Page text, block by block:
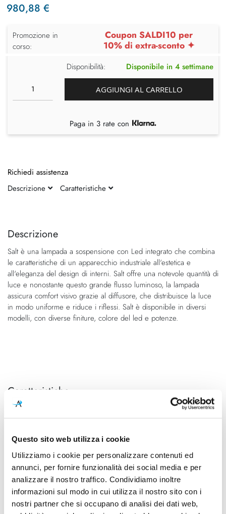
Questo sito web utilizza i cookie
Utilizziamo i cookie per personalizzare contenuti ed
annunci, per fornire funzionalità dei social media e per
analizzare il nostro traffico. Condividiamo inoltre
informazioni sul modo in cui utilizza il nostro sito con i
nostri partner che si occupano di analisi dei dati web,
fine
galleria
di
immagini
della
di
immagini
Descrizione
Salt è una lampada a sospensione con Led integrato che combina
le caratteristiche di un apparecchio industriale all'estetica e
all'eleganza del design di interni. Salt offre una notevole quantità di
luce e nonostante questo grande flusso luminoso, la lampada
assicura comfort visivo grazie al diffusore, che distribuisce la luce
in modo uniforme e riduce i riflessi. Salt è disponibile in diversi
modelli, con diverse finiture, colore del led e potenze.
Caratteristiche
Cod.Art.
A2200441WR
Rubén Saldaña
Colore led
3000K
Dimensioni
Ø 420mm - H 350mm (H cavo
2000mm)
Sorgente luminosa
Led integrato
Potenza e attacco
27W - 3000K - 4100Lm -
CRI90
980,88 €
Promozione in
corso:
Coupon SALDI10 per
10% di extra-sconto ✦
Disponibilità: Disponibile in 4 settimane
AGGIUNGI AL CARRELLO
Paga in 3 rate con
Richiedi assistenza
Descrizione
Caratteristiche